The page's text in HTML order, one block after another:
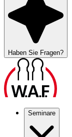
Haben Sie Fragen?
Seminare